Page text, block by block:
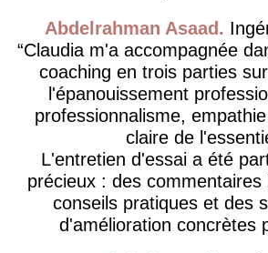
Abdelrahman Asaad
Claudia m'a accompagnée
coaching en trois parties
l'épanouissement
professionnalisme,
claire de
L'entretien d'essai a été
précieux : des commentaires
conseils pratiques et des
d'amélioration concrètes